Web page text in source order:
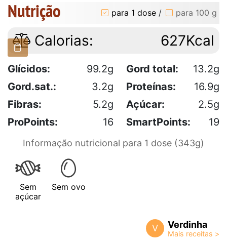
Nutrição para 1 dose / para 100 g
Calorias: 627Kcal
Glícidos: 99.2g Gord total:
13.2g
Gord.sat.:
3.2g Proteínas:
16.9g
Fibras:
5.2g Açúcar:
2.5g
ProPoints:
16 SmartPoints: 19
Informação nutricional para 1 dose (343g)
Sem
açúcar
Sem ovo
V Verdinha